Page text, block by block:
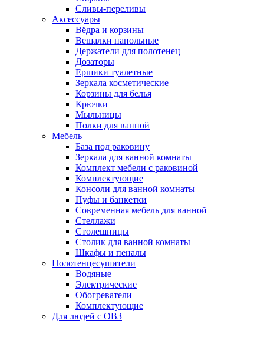
Сливы-переливы
Аксессуары
Вёдра и корзины
Вешалки напольные
Держатели для полотенец
Дозаторы
Ершики туалетные
Зеркала косметические
Корзины для белья
Крючки
Мыльницы
Полки для ванной
Мебель
База под раковину
Зеркала для ванной комнаты
Комплект мебели с раковиной
Комплектующие
Консоли для ванной комнаты
Пуфы и банкетки
Современная мебель для ванной
Стеллажи
Столешницы
Столик для ванной комнаты
Шкафы и пеналы
Полотенцесушители
Водяные
Электрические
Обогреватели
Комплектующие
Для людей с ОВЗ